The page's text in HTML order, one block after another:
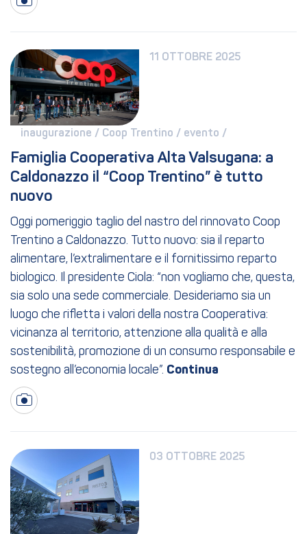
11 OTTOBRE 2025
inaugurazione / Coop Trentino / evento /
Famiglia Cooperativa Alta Valsugana: a
Caldonazzo il “Coop Trentino” è tutto
nuovo
Oggi pomeriggio taglio del nastro del rinnovato Coop
Trentino a Caldonazzo. Tutto nuovo: sia il reparto
alimentare, l’extralimentare e il fornitissimo reparto
biologico. Il presidente Ciola: “non vogliamo che, questa,
sia solo una sede commerciale. Desideriamo sia un
luogo che rifletta i valori della nostra Cooperativa:
vicinanza al territorio, attenzione alla qualità e alla
sostenibilità, promozione di un consumo responsabile e
sostegno all’economia locale”.
03 OTTOBRE 2025